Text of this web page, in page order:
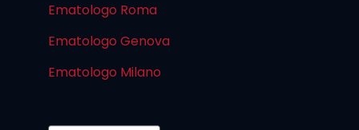
Ematologo Roma
Ematologo Genova
Ematologo Milano